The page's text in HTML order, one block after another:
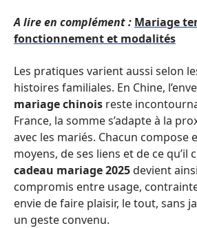
A lire en complément : Mariage
fonctionnement et modalités
Les pratiques varient aussi selon
histoires familiales. En Chine,
mariage chinois reste
France, la somme s’adapte à la
avec les mariés. Chacun compose
moyens, de ses liens et de ce qu’il
cadeau mariage 2025devient
compromis entre usage,
envie de faire plaisir, le tout, sans
un geste convenu.